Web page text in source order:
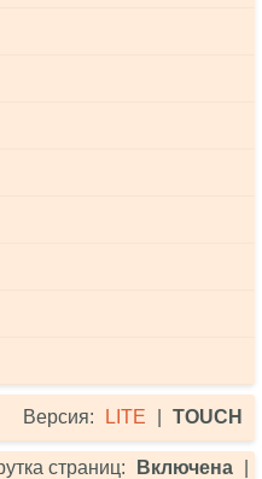
Версия: LITE TOUCH
страниц: Включена